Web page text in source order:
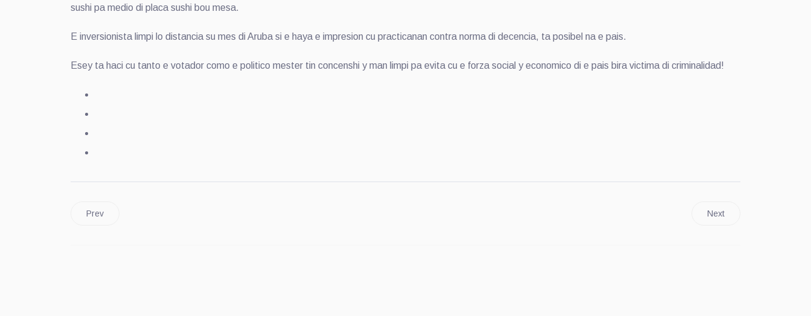
sushi pa medio di placa sushi bou mesa.
E inversionista limpi lo distancia su mes di Aruba si e haya e impresion cu practicanan contra norma di decencia, ta posibel na e pais.
Esey ta haci cu tanto e votador como e politico mester tin concenshi y man limpi pa evita cu e forza social y economico di e pais bira victima di criminalidad!
Prev Next